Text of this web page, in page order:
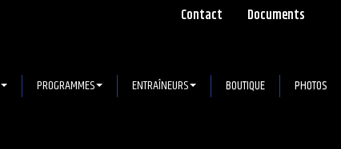
Contact Documents
PROGRAMMES ENTRAÎNEURS BOUTIQUE PHOTOS